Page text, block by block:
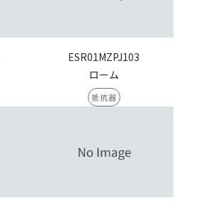
ESR01MZPJ103
ローム
抵抗器